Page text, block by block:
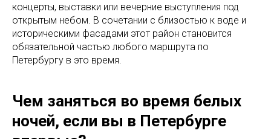
концерты, выставки или вечерние выступления под
открытым небом. В сочетании с близостью к воде и
историческими фасадами этот район становится
обязательной частью любого маршрута по
Петербургу в это время.
Чем заняться во время белых
ночей, если вы в Петербурге